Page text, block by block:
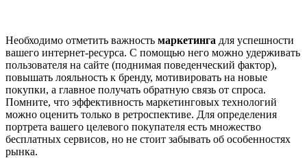
Необходимо отметить важность маркетинга для успешности
вашего интернет-ресурса. С помощью него можно удерживать
пользователя на сайте (поднимая поведенческий фактор),
повышать лояльность к бренду, мотивировать на новые
покупки, а главное получать обратную связь от спроса.
Помните, что эффективность маркетинговых технологий
можно оценить только в ретроспективе. Для определения
портрета вашего целевого покупателя есть множество
бесплатных сервисов, но не стоит забывать об особенностях
рынка.